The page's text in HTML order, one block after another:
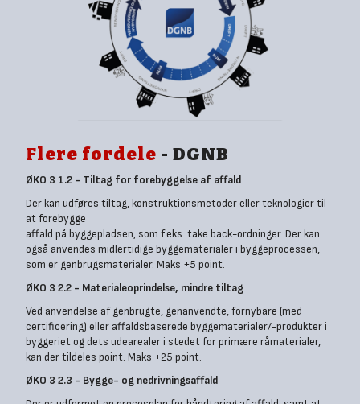
Flere fordele - DGNB
ØKO 3 1.2 - Tiltag for forebyggelse af affald
Der kan udføres tiltag, konstruktionsmetoder eller teknologier til
at forebygge
affald på byggepladsen, som f.eks. take back-ordninger. Der kan
også anvendes midlertidige byggematerialer i byggeprocessen,
som er genbrugsmaterialer. Maks +5 point.
ØKO 3 2.2 - Materialeoprindelse, mindre tiltag
Ved anvendelse af genbrugte, genanvendte, fornybare (med
certificering) eller affaldsbaserede byggematerialer/-produkter i
byggeriet og dets udearealer i stedet for primære råmaterialer,
kan der tildeles point. Maks +25 point.
ØKO 3 2.3 - Bygge- og nedrivningsaffald